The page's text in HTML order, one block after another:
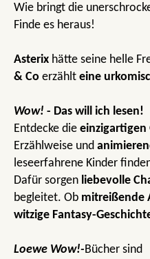
Wie bringt die
Finde es heraus!
Asterix hätte seine helle
& Co erzählt eine
Wow! - Das will ich lesen!
Entdecke die einzigartigen
Erzählweise und
leseerfahrene Kinder
Dafür sorgen liebevolle
begleitet. Ob mitreißende
witzige Fantasy-
Loewe Wow!-Bücher sind